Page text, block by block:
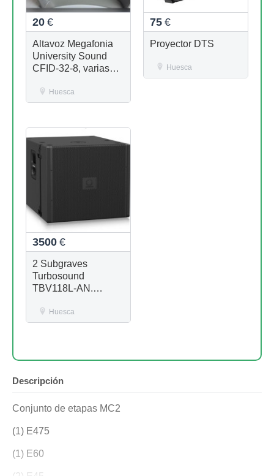
20 €
Altavoz Megafonia
University Sound
CFID-32-8, varias
disponibles
Huesca
75 €
Proyector DTS
Huesca
3500 €
2 Subgraves
Turbosound
TBV118L-AN.
Huesca
Descripción
Conjunto de etapas MC2
(1) E475
(1) E60